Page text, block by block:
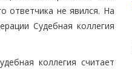
ответчика не явился. На
Судебная коллегия
коллегия считает